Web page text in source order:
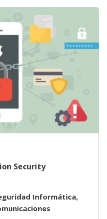
Security
Informática,